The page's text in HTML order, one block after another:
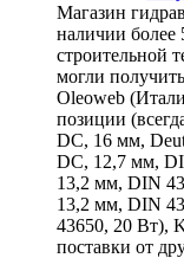
Магазин
наличии более
строительной
могли
Oleoweb
позиции
DC, 16 мм,
DC, 12,7 мм,
13,2 мм, DIN
13,2 мм, DIN
43650, 20 Вт),
поставки от